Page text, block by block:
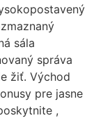
sála
správa
žiť. Východ
pre jasne
,